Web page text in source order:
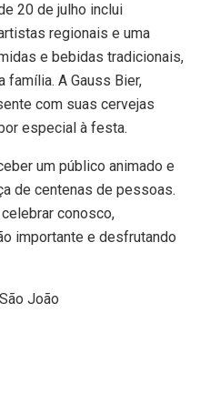
20 de julho inclui
regionais e uma
e bebidas tradicionais,
família. A Gauss Bier,
com suas cervejas
especial à festa.
um público animado e
de centenas de pessoas.
conosco,
importante e desfrutando
João